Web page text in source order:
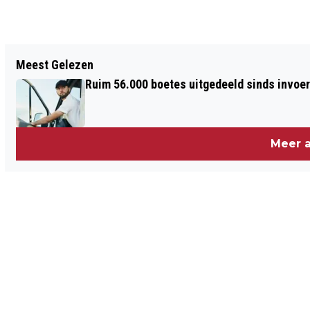
OPKOMST IN AMSTERDAM FORS HOGER
Meest Gelezen
Ruim 56.000 boetes uitgedeeld sinds
Meer